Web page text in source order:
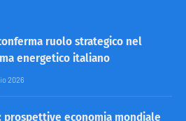
ruolo strategico nel
energetico italiano
2026
prospettive economia mondiale